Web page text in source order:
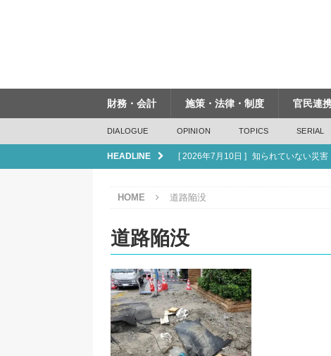
財務・会計 施策・法律・制度 官民連
DIALOGUE OPINION TOPICS SERIAL
HEADLINE [ 2026年7月10日 ] 知られていない災
[ 2026年6月19日 ]
[ 2026年6月5日 ]
[ 2026年7月17日 ] 人口減少は「課題
HOME 道路陥没
道路陥没